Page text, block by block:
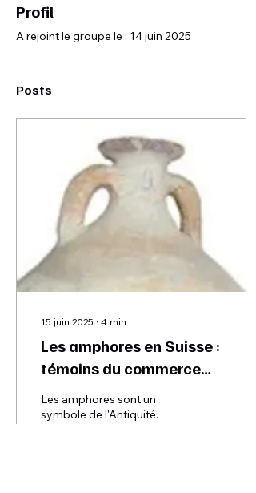
Profil
A rejoint le groupe le : 14 juin 2025
Posts
15 juin 2025 ∙ 4 min
Les amphores en Suisse :
témoins du commerce
antique
Les amphores sont un
symbole de l'Antiquité.